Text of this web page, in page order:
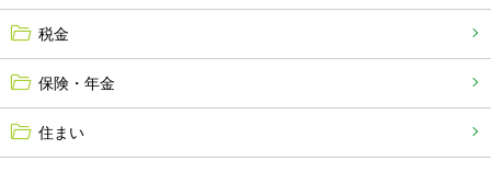
税金
保険・年金
住まい